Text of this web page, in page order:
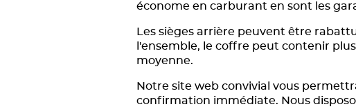
économe en carburant en sont les
Les sièges arrière peuvent être
l'ensemble, le coffre peut contenir
moyenne.
Notre site web convivial vous
confirmation immédiate. Nous